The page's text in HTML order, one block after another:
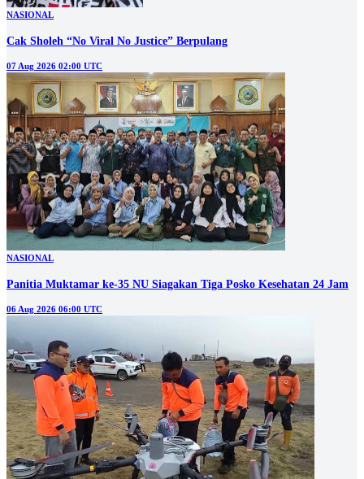
NASIONAL
Cak Sholeh “No Viral No Justice” Berpulang
07 Aug 2026 02:00 UTC
NASIONAL
Panitia Muktamar ke-35 NU Siagakan Tiga Posko Kesehatan 24 Jam
06 Aug 2026 06:00 UTC